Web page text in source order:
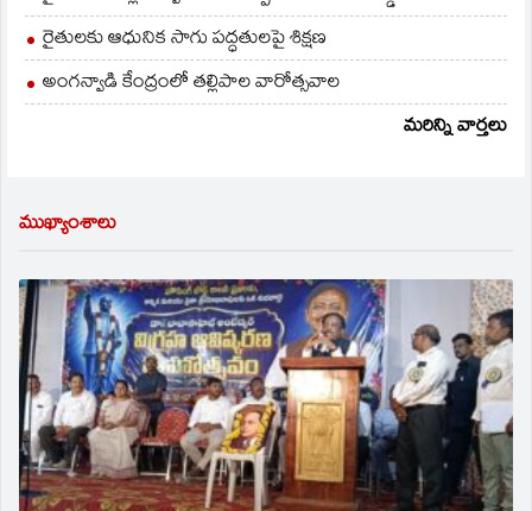
రైతులకు ఆధునిక సాగు పద్ధతులపై శిక్షణ
అంగన్వాడి కేంద్రంలో తల్లిపాల వారోత్సవాల
మరిన్ని వార్తలు
ముఖ్యాంశాలు